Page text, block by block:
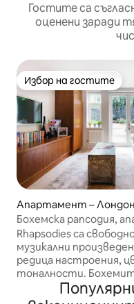
Гостите са
оценени заради
Избор на гостите
Избор на гостите
Апартамент – Лондон
Бохемска рапсодия,
градина в Хампстед
Rhapsodies са
музикални
редица настроения,
тоналности.
като хора, които се
живеят творчески